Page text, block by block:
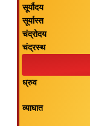
सूर्यौदय
सूर्यास्त
चंद्रोदय
चंद्रस्थ
ध्रुव
व्याघात